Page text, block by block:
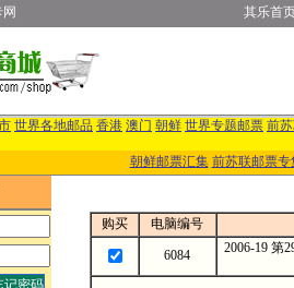
其乐首
世界各地邮品 香港 澳门 朝鲜 世界专题邮票 前
朝鲜邮票汇集 前苏联邮票专
购买 电脑编号
6084 2006-19 第